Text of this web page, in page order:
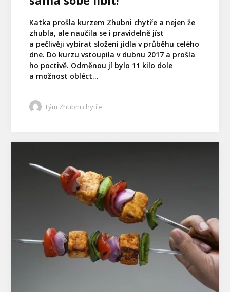
Katka prošla kurzem Zhubni chytře a nejen že
zhubla, ale naučila se i pravidelně jíst
a pečlivěji vybírat složení jídla v průběhu celého
dne. Do kurzu vstoupila v dubnu 2017 a prošla
ho poctivě. Odměnou jí bylo 11 kilo dole
a možnost obléct...
Tým Zhubni chytře